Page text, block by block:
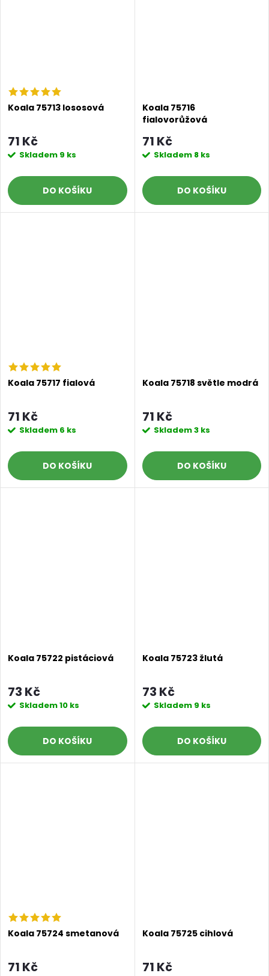
Koala 75713 lososová
71 Kč
Skladem 9 ks
DO KOŠÍKU
Koala 75716
fialovorůžová
71 Kč
Skladem 8 ks
DO KOŠÍKU
Koala 75717 fialová
71 Kč
Skladem 6 ks
DO KOŠÍKU
Koala 75718 světle modrá
71 Kč
Skladem3 ks
DO KOŠÍKU
Koala 75722 pistáciová
73 Kč
Skladem10 ks
DO KOŠÍKU
Koala 75723 žlutá
73 Kč
Skladem 9 ks
DO KOŠÍKU
Koala 75724 smetanová
71 Kč
Koala 75725 cihlová
71 Kč